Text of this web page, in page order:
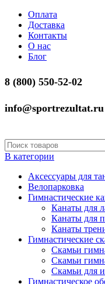
Оплата
Доставка
Контакты
О нас
Блог
8 (800) 550-52-02
info@sportrezultat.ru
В категории
Аксессуары для
Велопарковка
Гимнастические
Канаты для
Канаты для
Канаты
Гимнастические
Скамьи
Скамьи
Скамьи для
Гимнастическое